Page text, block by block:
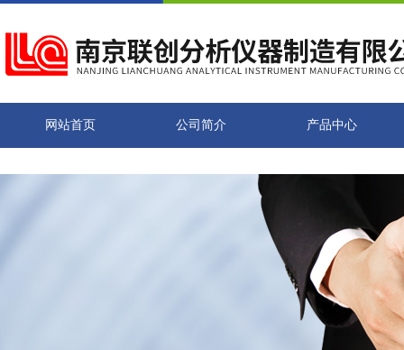
网站首页 公司简介 产品中心